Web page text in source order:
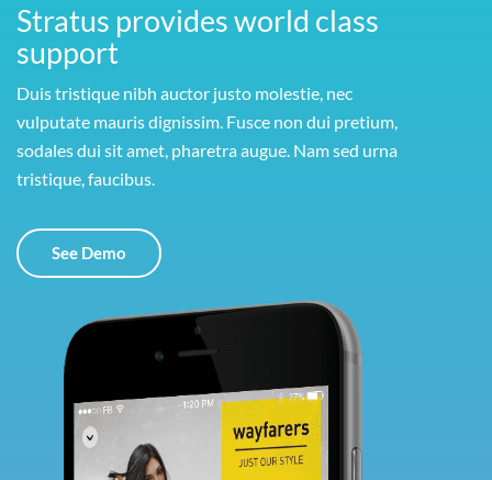
Stratus provides world class
support
Duis tristique nibh auctor justo molestie, nec
vulputate mauris dignissim. Fusce non dui pretium,
sodales dui sit amet, pharetra augue. Nam sed urna
tristique, faucibus.
See Demo